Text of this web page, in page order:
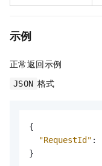
示例
正常返回示例
JSON 格式
{
"RequestId" :
}